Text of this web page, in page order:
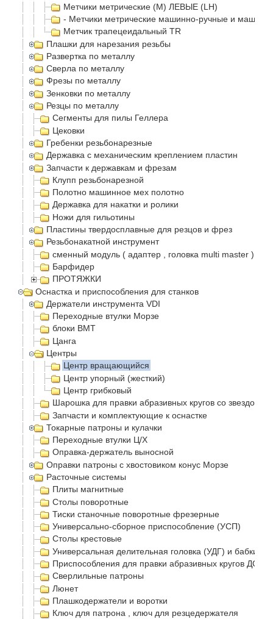
Метчики метрические (М) ЛЕВЫЕ (LH)
- Метчики метрические машинно-ручные и
Метчик трапецеидальный TR
Плашки для нарезания резьбы
Развертка по металлу
Сверла по металлу
Фрезы по металлу
Зенковки по металлу
Резцы по металлу
Сегменты для пилы Геллера
Цековки
Гребенки резьбонарезные
Державка с механическим креплением пластин
Запчасти к державкам и фрезам
Клупп резьбонарезной
Полотно машинное мех полотно
Державка для накатки и ролики
Ножи для гильотины
Пластины твердосплавные для резцов и фрез
Резьбонакатной инструмент
сменный модуль ( адаптер , головка multi master )
Барфидер
ПРОТЯЖКИ
Оснастка и приспособления для станков
Держатели инструмента VDI
Переходные втулки Морзе
блоки BMT
Цанга
Центры
Центр вращающийся
Центр упорный (жесткий)
Центр грибковый
Шарошка для правки абразивных кругов со
Запчасти и комплектующие к оснастке
Токарные патроны и кулачки
Переходные втулки Ц/Х
Оправка-держатель выносной
Оправки патроны с хвостовиком конус Морзе
Расточные системы
Плиты магнитные
Столы поворотные
Тиски станочные поворотные фрезерные
Универсально-сборное приспособление (УСП)
Столы крестовые
Универсальная делительная головка (УДГ) и бабки
Приспособления для правки абразивных кругов ДО-
Сверлильные патроны
Люнет
Плашкодержатели и воротки
Ключ для патрона , ключ для резцедержателя